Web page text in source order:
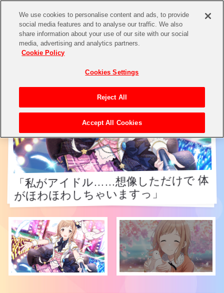
アイドル検索
「私がアイドル……想像しただけで 体
がほわほわしちゃいますっ」
「私がアイドル……想像しただけで 体
がほわほわしちゃいますっ」
We use cookies to personalise content and ads, to provide
social media features and to analyse our traffic. We also
share information about your use of our site with our social
media, advertising and analytics partners.
Cookie Policy
Cookies Settings
Reject All
Accept All Cookies